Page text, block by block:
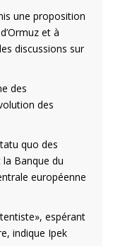
une proposition
et à
discussions sur
des
des
quo des
Banque du
européenne
espérant
indique Ipek